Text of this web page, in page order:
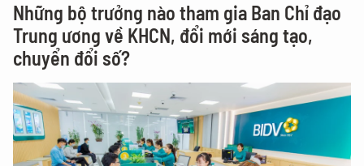
Những bộ trưởng nào tham gia Ban Chỉ đạo
Trung ương về KHCN, đổi mới sáng tạo,
chuyển đổi số?